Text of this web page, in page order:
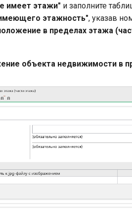
имеет этажи" и заполните
этажность", указав
в пределах этажа
объекта недвижимости в